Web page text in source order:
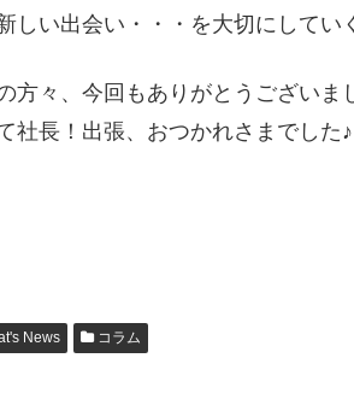
しい出会い・・・を大切にしてい
方々、今回もありがとうございま
社長！出張、おつかれさまでした♪
News コラム